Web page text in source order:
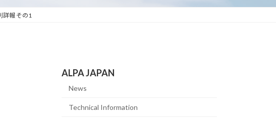
詳報 その1
ALPA JAPAN
News
Technical Information